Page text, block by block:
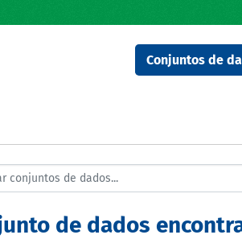
Conjuntos de
de dados